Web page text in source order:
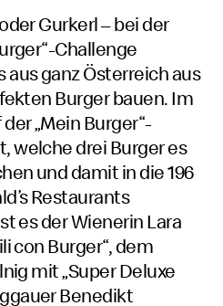
Gurkerl – bei der
Challenge
ganz Österreich aus
Burger bauen. Im
„Mein Burger“-
welche drei Burger es
und damit in die 196
Restaurants
es der Wienerin Lara
con Burger“, dem
mit „Super Deluxe
Benedikt